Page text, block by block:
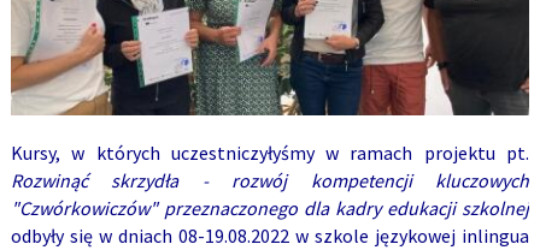
Kursy, w których uczestniczyłyśmy w ramach projektu pt.
Rozwinąć skrzydła - rozwój kompetencji kluczowych
"Czwórkowiczów" przeznaczonego dla kadry edukacji szkolnej
odbyły się w dniach 08-19.08.2022 w szkole językowej inlingua